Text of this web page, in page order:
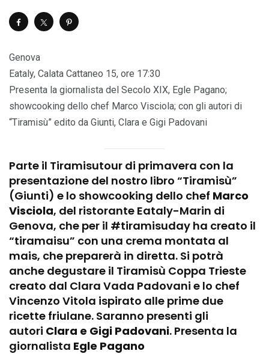
Genova
Eataly, Calata Cattaneo 15, ore 17:30
Presenta la giornalista del Secolo XIX, Egle Pagano;
showcooking dello chef Marco Visciola; con gli autori di
“Tiramisù” edito da Giunti, Clara e Gigi Padovani
Parte il Tiramisutour di primavera con la
presentazione del nostro libro “Tiramisù”
(Giunti) e lo showcooking dello chef Marco
Visciola, del ristorante Eataly-Marin di
Genova, che per il #tiramisuday ha creato il
“tiramaisu” con una crema montata al
mais, che preparerà in diretta. Si potrà
anche degustare il Tiramisù Coppa Trieste
creato dal Clara Vada Padovani e lo chef
Vincenzo Vitola ispirato alle prime due
ricette friulane. Saranno presenti gli
autori Clara e Gigi Padovani. Presenta la
giornalista Egle Pagano